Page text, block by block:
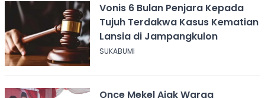
Vonis 6 Bulan Penjara Kepada
Tujuh Terdakwa Kasus Kematian
Lansia di Jampangkulon
SUKABUMI
Once Mekel Ajak Warga